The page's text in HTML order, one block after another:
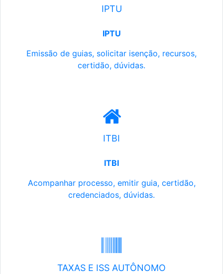
IPTU
IPTU
Emissão de guias, solicitar isenção, recursos,
certidão, dúvidas.
ITBI
ITBI
Acompanhar processo, emitir guia, certidão,
credenciados, dúvidas.
TAXAS E ISS AUTÔNOMO